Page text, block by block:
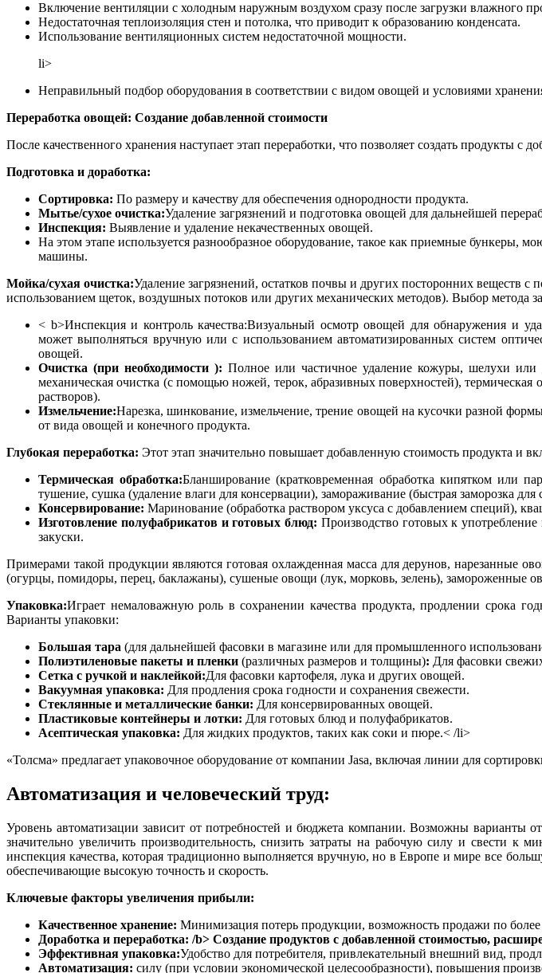
Включение вентиляции с холодным наружным воздухом сразу после загрузки влажного
Недостаточная теплоизоляция стен и потолка, что приводит к образованию конденсата.
Использование вентиляционных систем недостаточной мощности.
li>
Неправильный подбор оборудования в соответствии с видом овощей и условиями
Переработка овощей: Создание добавленной стоимости
После качественного хранения наступает этап переработки, что позволяет создать продукты
Подготовка и доработка:
Сортировка: По размеру и качеству для обеспечения однородности продукта.
Мытье/сухое очистка:Удаление загрязнений и подготовка овощей для дальнейшей
Инспекция: Выявление и удаление некачественных овощей.
На этом этапе используется разнообразное оборудование, такое как приемные
машины.
Мойка/сухая очистка:Удаление загрязнений, остатков почвы и других посторонних
использованием щеток, воздушных потоков или других механических методов). Выбор метода
< b>Инспекция и контроль качества:Визуальный осмотр овощей для обнаружения и
может выполняться вручную или с использованием автоматизированных систем
овощей.
Очистка (при необходимости ): Полное или частичное удаление кожуры, шелухи или
механическая очистка (с помощью ножей, терок, абразивных поверхностей),
растворов).
Измельчение:Нарезка, шинкование, измельчение, трение овощей на кусочки разной
от вида овощей и конечного продукта.
Глубокая переработка: Этот этап значительно повышает добавленную стоимость продукта и
Термическая обработка:Бланширование (кратковременная обработка кипятком или
тушение, сушка (удаление влаги для консервации), замораживание (быстрая заморозка
Консервирование: Маринование (обработка раствором уксуса с добавлением специй),
Изготовление полуфабрикатов и готовых блюд: Производство готовых к
закуски.
Примерами такой продукции являются готовая охлажденная масса для дерунов,
(огурцы, помидоры, перец, баклажаны), сушеные овощи (лук, морковь, зелень), замороженные
Упаковка:Играет немаловажную роль в сохранении качества продукта, продлении срока
Варианты упаковки:
Большая тара (для дальнейшей фасовки в магазине или для промышленного
Полиэтиленовые пакеты и пленки (различных размеров и толщины): Для фасовки
Сетка с ручкой и наклейкой:Для фасовки картофеля, лука и других овощей.
Вакуумная упаковка: Для продления срока годности и сохранения свежести.
Стеклянные и металлические банки: Для консервированных овощей.
Пластиковые контейнеры и лотки: Для готовых блюд и полуфабрикатов.
Асептическая упаковка: Для жидких продуктов, таких как соки и пюре.< /li>
«Толсма» предлагает упаковочное оборудование от компании Jasa, включая линии для
Автоматизация и человеческий труд:
Уровень автоматизации зависит от потребностей и бюджета компании. Возможны варианты
значительно увеличить производительность, снизить затраты на рабочую силу и свести к
инспекция качества, которая традиционно выполняется вручную, но в Европе и мире все
обеспечивающие высокую точность и скорость.
Ключевые факторы увеличения прибыли:
Качественное хранение: Минимизация потерь продукции, возможность продажи по
Доработка и переработка: /b> Создание продуктов с добавленной стоимостью,
Эффективная упаковка:Удобство для потребителя, привлекательный внешний вид,
Автоматизация: силу (при условии экономической целесообразности), повышения